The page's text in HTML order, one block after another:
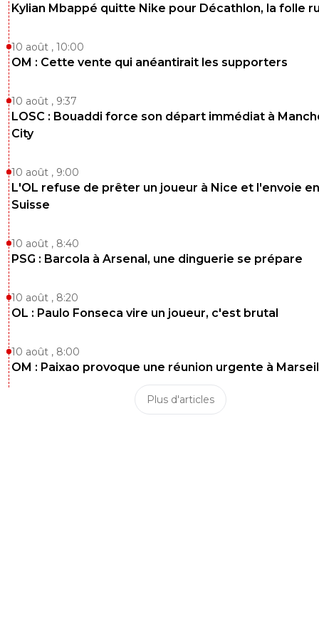
Kylian Mbappé quitte Nike pour Décathlon, la folle
10 août , 10:00
OM : Cette vente qui anéantirait les supporters
10 août , 9:37
LOSC : Bouaddi force son départ immédiat à
City
10 août , 9:00
L'OL refuse de prêter un joueur à Nice et l'envoie en
Suisse
10 août , 8:40
PSG : Barcola à Arsenal, une dinguerie se prépare
10 août , 8:20
OL : Paulo Fonseca vire un joueur, c'est brutal
10 août , 8:00
OM : Paixao provoque une réunion urgente à
Plus d'articles